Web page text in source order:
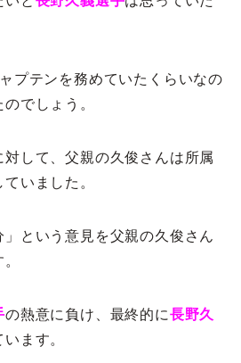
プテンを務めていたくらいなの
でしょう。
対して、父親の久俊さんは所属
いました。
」という意見を父親の久俊さん
の熱意に負け、最終的に長野久
ます。